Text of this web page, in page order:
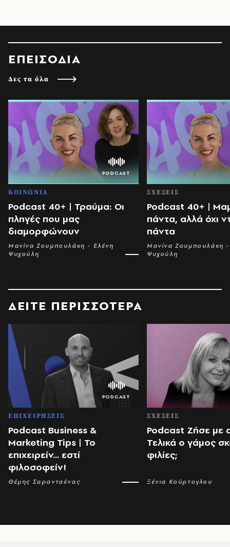
ΕΠΕΙΣΟΔΙΑ
Δες τα όλα
ΚΟΙΝΩΝΙΑ
Podcast 40+ | Τραύμα: Οι
πληγές που μας
διαμορφώνουν
Μανίνα Ζουμπουλάκη - Ελένη
Ψυχούλη
ΣΧΕΣΕΙΣ
Podcast 40+ |
πάντα, αλλά όχι
πάντα
Μανίνα Ζουμπουλάκη
Ψυχούλη
ΔΕΙΤΕ ΠΕΡΙΣΣΟΤΕΡΑ
ΕΠΙΧΕΙΡΗΣΕΙΣ
Podcast Business &
Marketing Tips | Το
επιχειρείν... εστί
φιλοσοφείν!
Θέμης Σαρανταένας
ΣΧΕΣΕΙΣ
Podcast Ζήσε με
Τελικά ο γάμος
φιλίες;
Ξένια Κούρτογλου